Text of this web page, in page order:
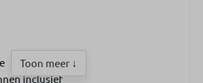
inclusief
Toon meer ↓